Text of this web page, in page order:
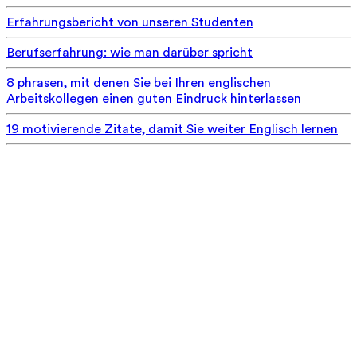
Erfahrungsbericht von unseren Studenten
Berufserfahrung: wie man darüber spricht
8 phrasen, mit denen Sie bei Ihren englischen
Arbeitskollegen einen guten Eindruck hinterlassen
19 motivierende Zitate, damit Sie weiter Englisch lernen